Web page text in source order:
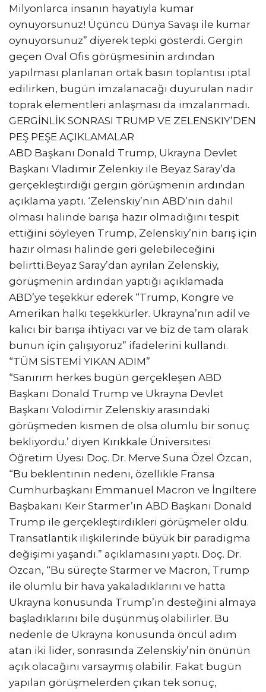
Milyonlarca insanın hayatıyla kumar
oynuyorsunuz! Üçüncü Dünya Savaşı ile kumar
oynuyorsunuz” diyerek tepki gösterdi. Gergin
geçen Oval Ofis görüşmesinin ardından
yapılması planlanan ortak basın toplantısı iptal
edilirken, bugün imzalanacağı duyurulan nadir
toprak elementleri anlaşması da imzalanmadı.
GERGİNLİK SONRASI TRUMP VE ZELENSKIY’DEN
PEŞ PEŞE AÇIKLAMALAR
ABD Başkanı Donald Trump, Ukrayna Devlet
Başkanı Vladimir Zelenkiy ile Beyaz Saray’da
gerçekleştirdiği gergin görüşmenin ardından
açıklama yaptı. ‘Zelenskiy’nin ABD’nin dahil
olması halinde barışa hazır olmadığını tespit
ettiğini söyleyen Trump, Zelenskiy’nin barış için
hazır olması halinde geri gelebileceğini
belirtti.Beyaz Saray’dan ayrılan Zelenskiy,
görüşmenin ardından yaptığı açıklamada
ABD’ye teşekkür ederek “Trump, Kongre ve
Amerikan halkı teşekkürler. Ukrayna’nın adil ve
kalıcı bir barışa ihtiyacı var ve biz de tam olarak
bunun için çalışıyoruz” ifadelerini kullandı.
“TÜM SİSTEMİ YIKAN ADIM”
“Sanırım herkes bugün gerçekleşen ABD
Başkanı Donald Trump ve Ukrayna Devlet
Başkanı Volodimir Zelenskiy arasındaki
görüşmeden kısmen de olsa olumlu bir sonuç
bekliyordu.’ diyen Kırıkkale Üniversitesi
Öğretim Üyesi Doç. Dr. Merve Suna Özel Özcan,
“Bu beklentinin nedeni, özellikle Fransa
Cumhurbaşkanı Emmanuel Macron ve İngiltere
Başbakanı Keir Starmer’ın ABD Başkanı Donald
Trump ile gerçekleştirdikleri görüşmeler oldu.
Transatlantik ilişkilerinde büyük bir paradigma
değişimi yaşandı.” açıklamasını yaptı. Doç. Dr.
Özcan, “Bu süreçte Starmer ve Macron, Trump
ile olumlu bir hava yakaladıklarını ve hatta
Ukrayna konusunda Trump’ın desteğini almaya
başladıklarını bile düşünmüş olabilirler. Bu
nedenle de Ukrayna konusunda öncül adım
atan iki lider, sonrasında Zelenskiy’nin önünün
açık olacağını varsaymış olabilir. Fakat bugün
yapılan görüşmelerden çıkan tek sonuç,